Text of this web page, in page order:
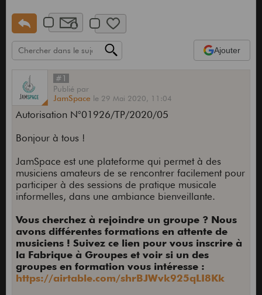
Ajouter
#1
Publié par
JamSpace le 29 Mai 2020, 11:04
Autorisation N°01926/TP/2020/05
Bonjour à tous !
JamSpace est une plateforme qui permet à des
musiciens amateurs de se rencontrer facilement pour
participer à des sessions de pratique musicale
informelles, dans une ambiance bienveillante.
Vous cherchez à rejoindre un groupe ? Nous
avons différentes formations en attente de
musiciens ! Suivez ce lien pour vous inscrire à
la Fabrique à Groupes et voir si un des
groupes en formation vous intéresse :
https://airtable.com/shrBJWvk925qLI8Kk